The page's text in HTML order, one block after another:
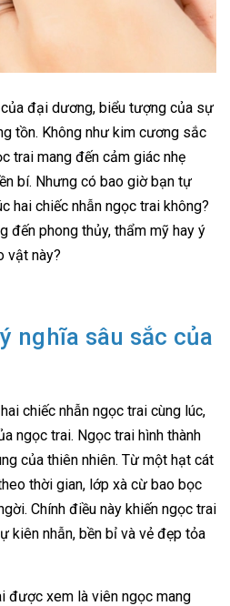
đại dương, biểu tượng của sự
tồn. Không như kim cương sắc
trai mang đến cảm giác nhẹ
bí. Nhưng có bao giờ bạn tự
hai chiếc nhẫn ngọc trai không?
đến phong thủy, thẩm mỹ hay ý
vật này?
nghĩa sâu sắc của
chiếc nhẫn ngọc trai cùng lúc,
ngọc trai. Ngọc trai hình thành
của thiên nhiên. Từ một hạt cát
thời gian, lớp xà cừ bao bọc
Chính điều này khiến ngọc trai
kiên nhẫn, bền bỉ và vẻ đẹp tỏa
được xem là viên ngọc mang